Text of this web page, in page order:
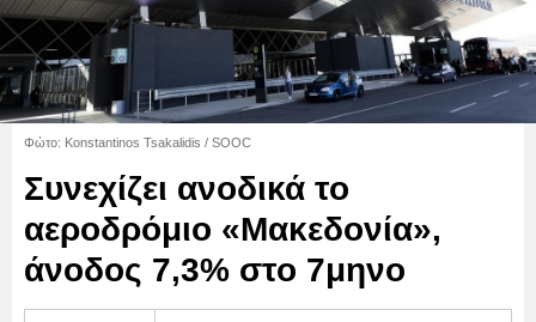
Φώτο: Konstantinos Tsakalidis / SOOC
Συνεχίζει ανοδικά το
αεροδρόμιο «Μακεδονία»,
άνοδος 7,3% στο 7μηνο